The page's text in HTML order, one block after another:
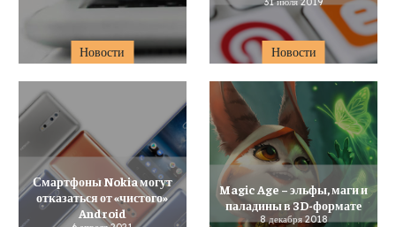
Новости Новости
Смартфоны Nokia могут
отказаться от «чистого»
Android
Magic Age – эльфы, маги и
паладины в 3D-формате
8 декабря 2018